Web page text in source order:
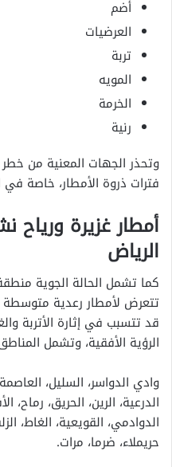
أضم
العرضيات
تربة
المويه
الخرمة
رنية
وتحذر الجهات المعنية من
فترات ذروة الأمطار، خاصة في
أمطار غزيرة
الرياض
كما تشمل الحالة الجوية
تتعرض لأمطار رعدية متوسطة
قد تتسبب في إثارة الأتربة
الرؤية الأفقية، وتشمل
وادي الدواسر، السليل، العاصمة
الدرعية، الرين، الحريق،
الدوادمي، القويعية، الغاط،
حريملاء، ضرما، مرات.